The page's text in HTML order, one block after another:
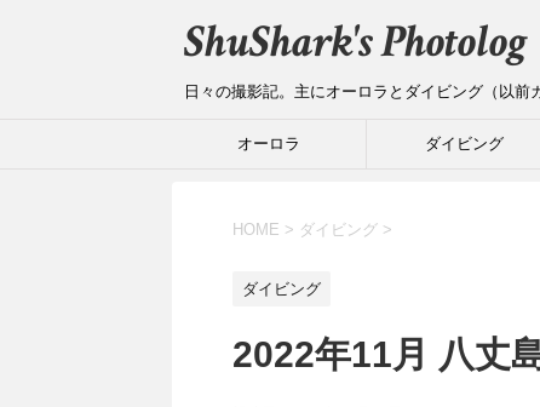
ShuShark's Photolog
日々の撮影記。主にオーロラとダイビング（以前
オーロラ ダイビング
HOME > ダイビング >
ダイビング
2022年11月 八丈